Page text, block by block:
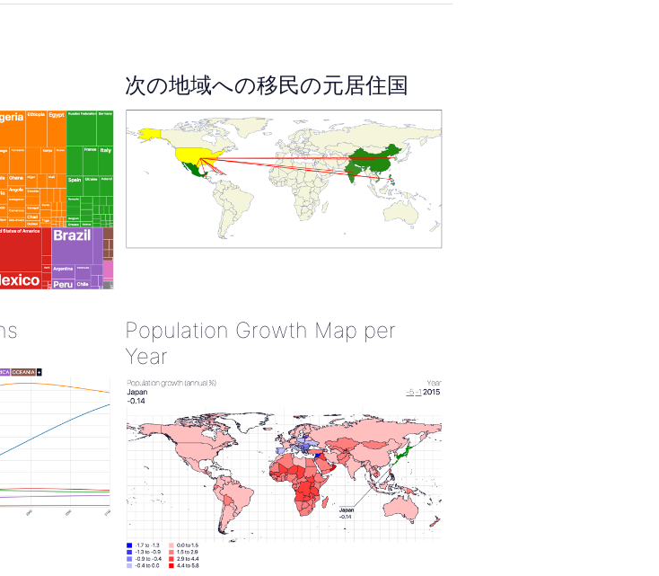
次の地域への移民の元居住国
Population Growth Map per
Year